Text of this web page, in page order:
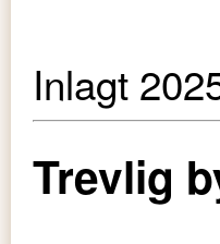
Inlagt
Trevlig